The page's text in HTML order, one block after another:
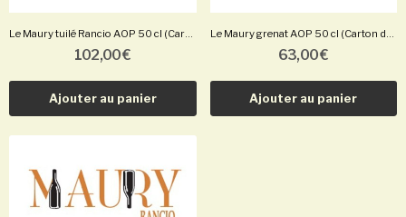
Le Maury tuilé Rancio AOP 50 cl (Carton de 3...
102,00 €
Ajouter au panier
Le Maury grenat AOP 50 cl (Carton de 3 bouteilles)
63,00 €
Ajouter au panier